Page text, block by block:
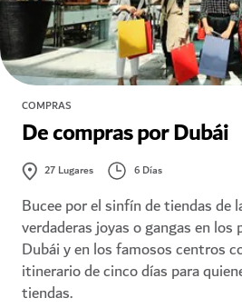
COMPRAS
De compras por Dubái
27 Lugares 6 Días
Bucee por el sinfín de tiendas de
verdaderas joyas o gangas en
Dubái y en los famosos centros
itinerario de cinco días para
tiendas.